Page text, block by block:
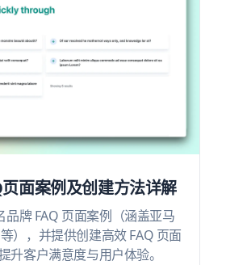
面案例及创建方法详解
牌 FAQ 页面案例（涵盖亚马
），并提供创建高效 FAQ 页面
升客户满意度与用户体验。